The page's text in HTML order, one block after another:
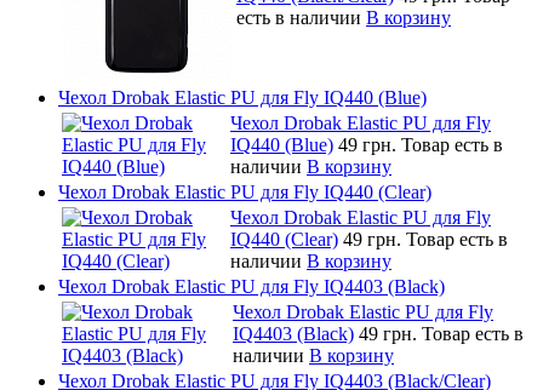
есть в наличии В корзину
Чехол Drobak Elastic PU для Fly IQ440 (Blue)
Чехол Drobak Elastic PU для Fly
IQ440 (Blue) 49 грн. Товар есть в
наличии В корзину
Чехол Drobak Elastic PU для Fly IQ440 (Clear)
Чехол Drobak Elastic PU для Fly
IQ440 (Clear) 49 грн. Товар есть в
наличии В корзину
Чехол Drobak Elastic PU для Fly IQ4403 (Black)
Чехол Drobak Elastic PU для Fly
IQ4403 (Black) 49 грн. Товар есть в
наличии В корзину
Чехол Drobak Elastic PU для Fly IQ4403 (Black/Clear)